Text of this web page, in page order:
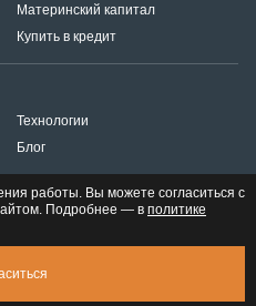
Материнский капитал
Купить в кредит
Технологии
Блог
работы. Вы можете согласиться с
Подробнее — в политике